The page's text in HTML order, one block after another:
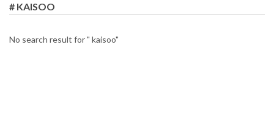
# KAISOO
No search result for " kaisoo"